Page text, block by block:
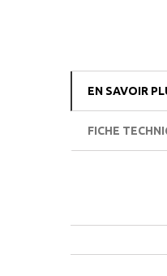
EN SAVOIR
FICHE